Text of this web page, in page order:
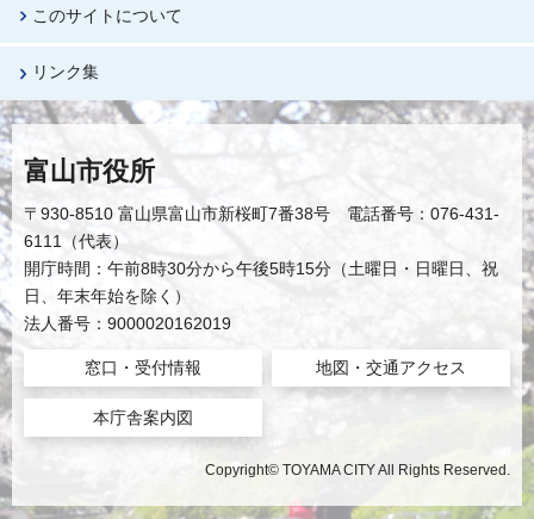
このサイトについて
リンク集
富山市役所
〒930-8510 富山県富山市新桜町7番38号 電話番号：076-431-
6111（代表）
開庁時間：午前8時30分から午後5時15分（土曜日・日曜日、祝
日、年末年始を除く）
法人番号：9000020162019
窓口・受付情報 地図・交通アクセス
本庁舎案内図
Copyright© TOYAMA CITY All Rights Reserved.